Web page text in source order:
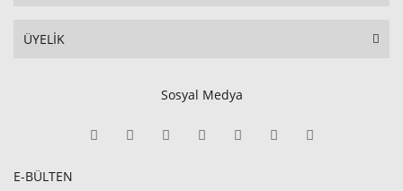
ÜYELİK
Sosyal Medya
E-BÜLTEN